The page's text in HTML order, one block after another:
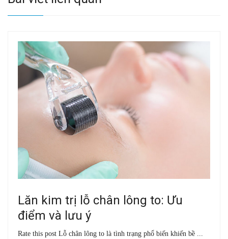
Lăn kim trị lỗ chân lông to: Ưu
điểm và lưu ý
Rate this post Lỗ chân lông to là tình trạng phổ biến khiến bề ...